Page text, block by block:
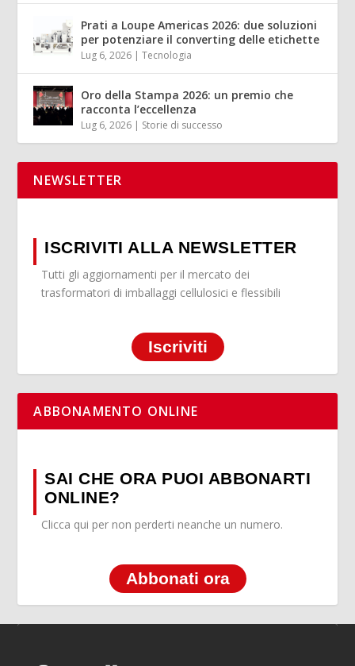
Prati a Loupe Americas 2026: due soluzioni
per potenziare il converting delle etichette
Lug 6, 2026 |Tecnologia
Oro della Stampa 2026: un premio che
racconta l’eccellenza
Lug 6, 2026 | Storie di successo
NEWSLETTER
ISCRIVITI ALLA NEWSLETTER
Tutti gli aggiornamenti per il mercato dei
trasformatori di imballaggi cellulosici e flessibili
Iscriviti
ABBONAMENTO ONLINE
SAI CHE ORA PUOI ABBONARTI
ONLINE?
Clicca qui per non perderti neanche un numero.
Abbonati ora